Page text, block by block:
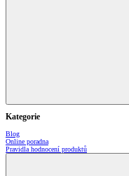
Kategorie
Blog
Online poradna
Pravidla hodnocení produktů